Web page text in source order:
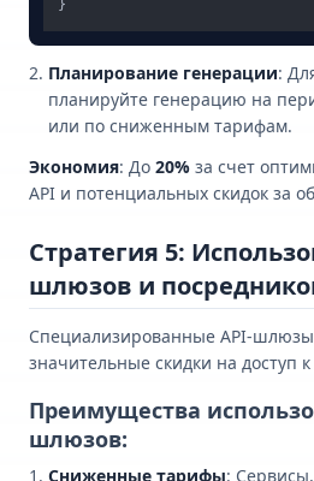
Планирование генерации:
планируйте генерацию на
или по сниженным тарифам.
Экономия: До 20% за счет
API и потенциальных скидок за
Стратегия 5:
шлюзов и
Специализированные API-
значительные скидки на доступ к
Преимущества
шлюзов:
Сниженные тарифы: